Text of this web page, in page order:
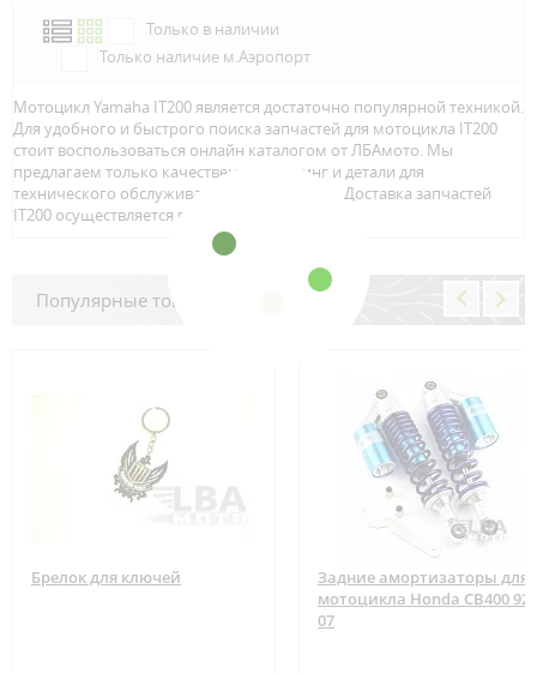
Только в наличии
Только наличие м.Аэропорт
Мотоцикл Yamaha IT200 является достаточно популярной техникой.
Для удобного и быстрого поиска запчастей для мотоцикла IT200
стоит воспользоваться онлайн каталогом от ЛБАмото. Мы
предлагаем только качественный тюнинг и детали для
технического обслуживание вашего байка. Доставка запчастей
IT200 осуществляется по всей Росcии.
Популярные товары
Брелок для ключей
Задние амортизаторы для
мотоцикла Honda CB400 92-
07